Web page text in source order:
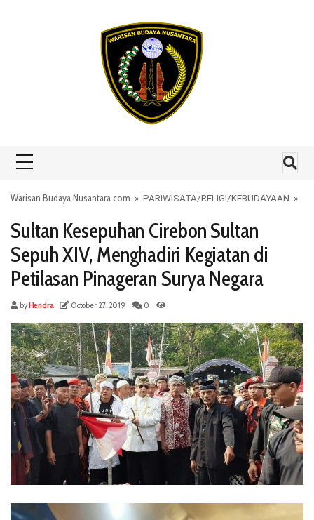
Warisan Budaya Nusantara.com » PARIWISATA/RELIGI/KEBUDAYAAN »
Sultan Kesepuhan Cirebon Sultan
Sepuh XIV, Menghadiri Kegiatan di
Petilasan Pinageran Surya Negara
byHendra October 27, 2019 0